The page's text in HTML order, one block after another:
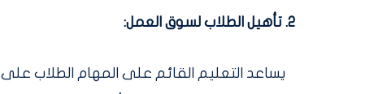
2. تأهيل الطلاب لسوق العمل:
يساعد التعليم القائم على المهام الطلاب